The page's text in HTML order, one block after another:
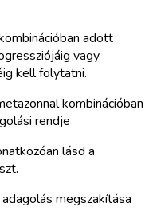
adott
vagy
kell folytatni.
kombinációban
rendje
lásd a
megszakítása